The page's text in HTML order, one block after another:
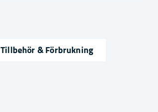
Tillbehör & Förbrukning